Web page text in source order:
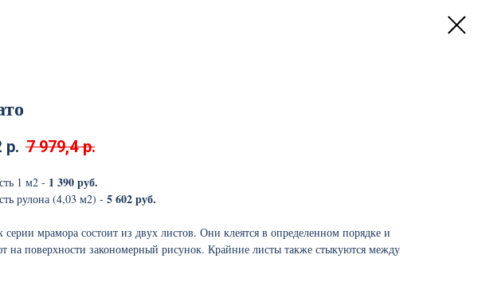
р. 7 979,4 р.
1 м2 - 1 390 руб.
рулона (4,03 м2) - 5 602 руб.
серии мрамора состоит из двух листов. Они клеятся в определенном порядке и
на поверхности закономерный рисунок. Крайние листы также стыкуются между